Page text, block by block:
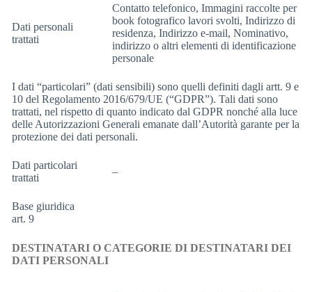
Dati personali
trattati
Contatto telefonico, Immagini raccolte per
book fotografico lavori svolti, Indirizzo di
residenza, Indirizzo e-mail, Nominativo,
indirizzo o altri elementi di identificazione
personale
I dati “particolari” (dati sensibili) sono quelli definiti dagli artt. 9 e
10 del Regolamento 2016/679/UE (“GDPR”). Tali dati sono
trattati, nel rispetto di quanto indicato dal GDPR nonché alla luce
delle Autorizzazioni Generali emanate dall’Autorità garante per la
protezione dei dati personali.
Dati particolari
trattati
–
Base giuridica
art. 9
DESTINATARI O CATEGORIE DI DESTINATARI DEI
DATI PERSONALI